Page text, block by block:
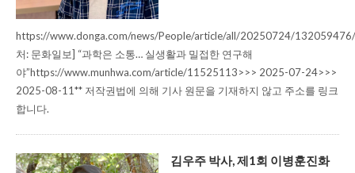
https://www.donga.com/news/People/article/all/20250724/
처: 문화일보] “과학은 소통… 실생활과 밀접한 연구해
야”https://www.munhwa.com/article/11525113>>> 2025-07-24>>>
2025-08-11** 저작권법에 의해 기사 원문을 기재하지 않고 주소를 링크
합니다.
김우주 박사, 제1회 이병훈진화